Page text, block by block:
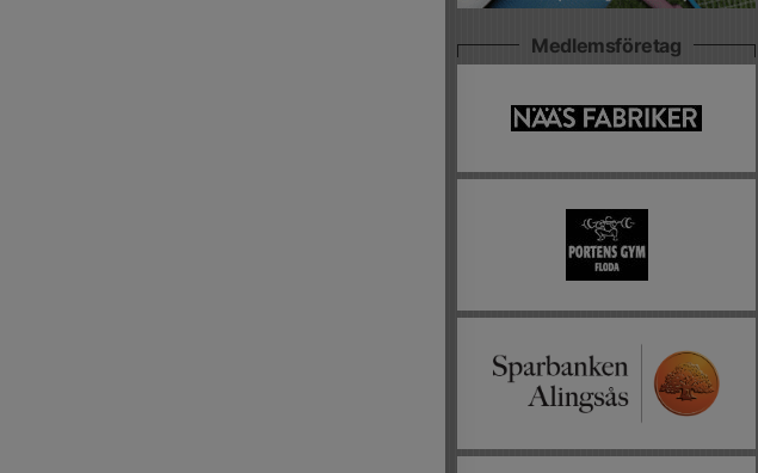
Medlemsföretag